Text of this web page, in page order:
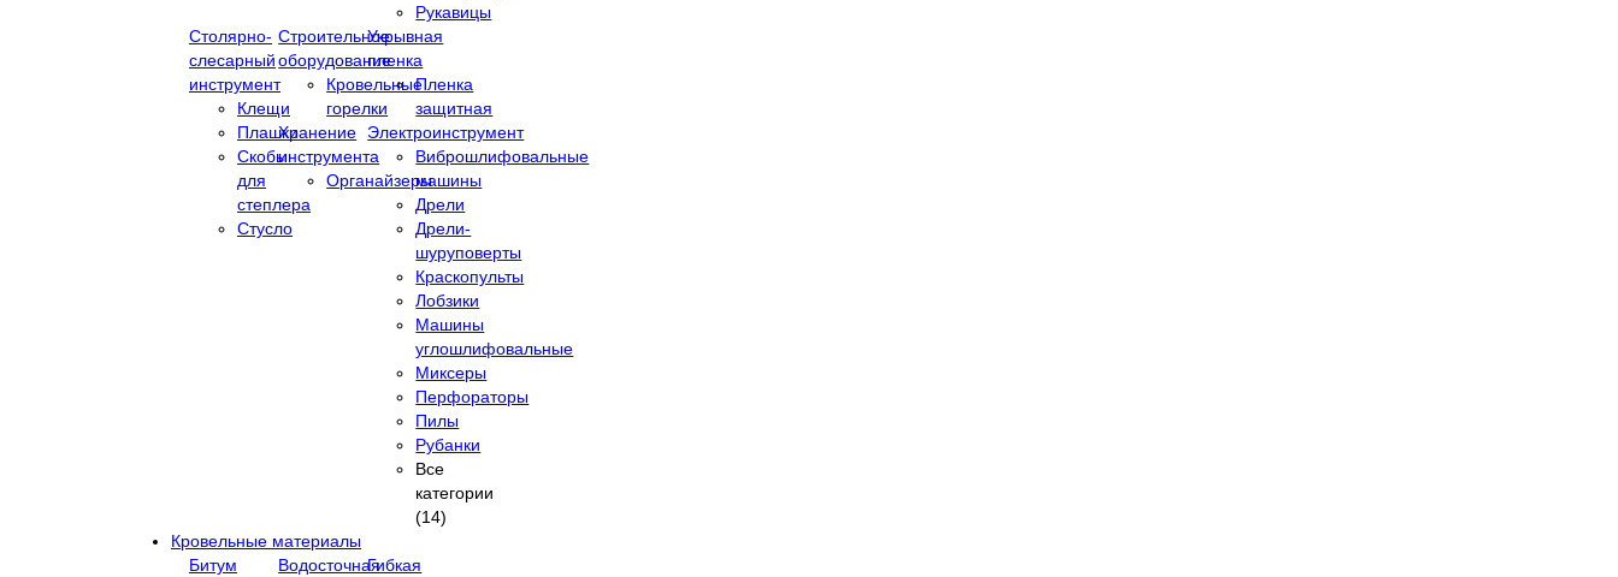
Рукавицы
Столярно-
слесарный
инструмент
Клещи
Плашки
Скобы
для
степлера
Стусло
Строительное
оборудование
Кровельные
горелки
Укрывная
пленка
Пленка
защитная
Хранение
инструмента
Органайзеры
Электроинструмент
Виброшлифовальные
машины
Дрели
Дрели-
шуруповерты
Краскопульты
Лобзики
Машины
углошлифовальные
Миксеры
Перфораторы
Пилы
Рубанки
Все
категории
(14)
Кровельные материалы
Битум
ВодосточнаяГибкая